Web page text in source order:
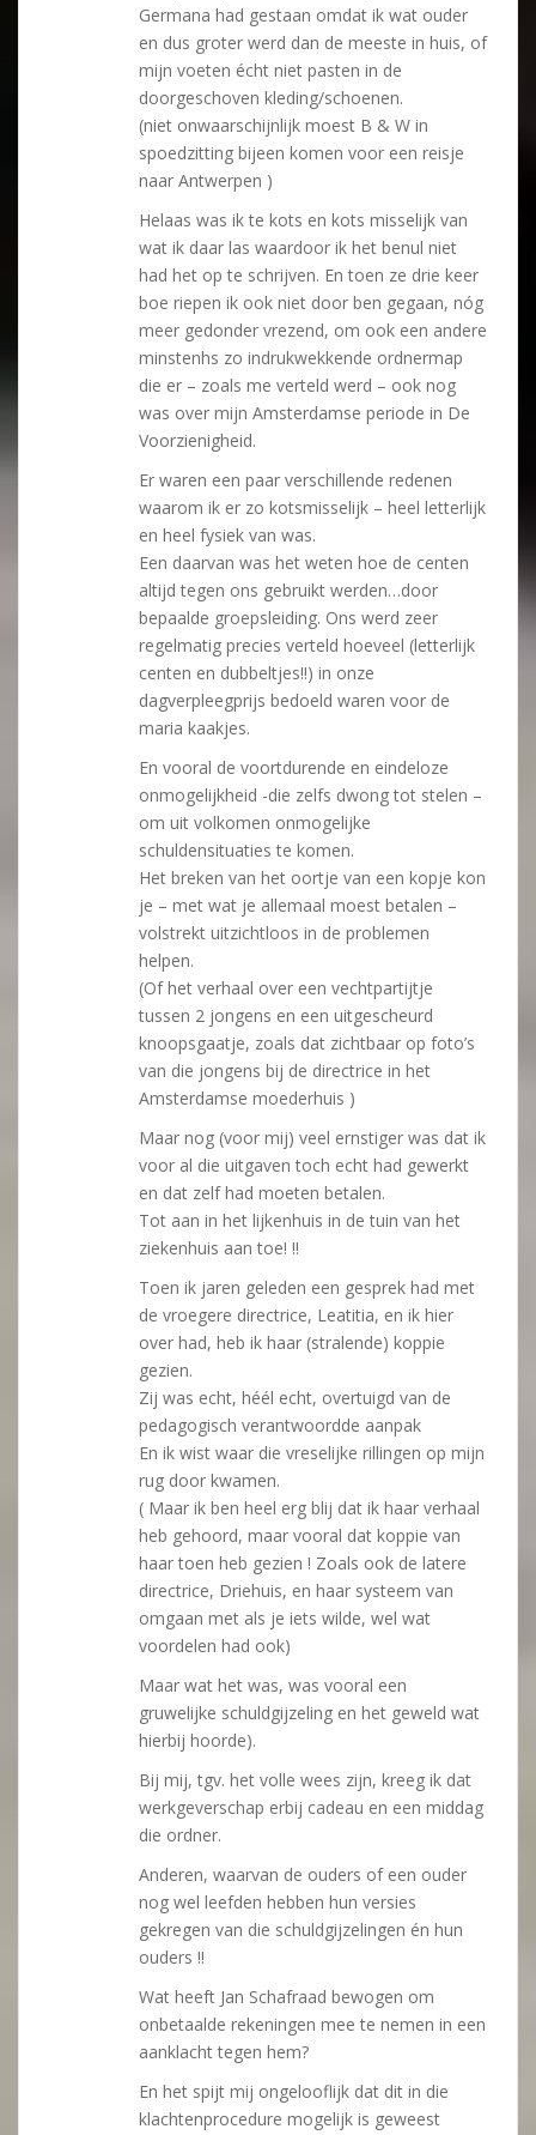
Germana had gestaan omdat ik wat ouder
en dus groter werd dan de meeste in huis, of
mijn voeten écht niet pasten in de
doorgeschoven kleding/schoenen.
(niet onwaarschijnlijk moest B & W in
spoedzitting bijeen komen voor een reisje
naar Antwerpen )
Helaas was ik te kots en kots misselijk van
wat ik daar las waardoor ik het benul niet
had het op te schrijven. En toen ze drie keer
boe riepen ik ook niet door ben gegaan, nóg
meer gedonder vrezend, om ook een andere
minstenhs zo indrukwekkende ordnermap
die er – zoals me verteld werd – ook nog
was over mijn Amsterdamse periode in De
Voorzienigheid.
Er waren een paar verschillende redenen
waarom ik er zo kotsmisselijk – heel letterlijk
en heel fysiek van was.
Een daarvan was het weten hoe de centen
altijd tegen ons gebruikt werden…door
bepaalde groepsleiding. Ons werd zeer
regelmatig precies verteld hoeveel (letterlijk
centen en dubbeltjes!!) in onze
dagverpleegprijs bedoeld waren voor de
maria kaakjes.
En vooral de voortdurende en eindeloze
onmogelijkheid -die zelfs dwong tot stelen –
om uit volkomen onmogelijke
schuldensituaties te komen.
Het breken van het oortje van een kopje kon
je – met wat je allemaal moest betalen –
volstrekt uitzichtloos in de problemen
helpen.
(Of het verhaal over een vechtpartijtje
tussen 2 jongens en een uitgescheurd
knoopsgaatje, zoals dat zichtbaar op foto’s
van die jongens bij de directrice in het
Amsterdamse moederhuis )
Maar nog (voor mij) veel ernstiger was dat ik
voor al die uitgaven toch echt had gewerkt
en dat zelf had moeten betalen.
Tot aan in het lijkenhuis in de tuin van het
ziekenhuis aan toe! !!
Toen ik jaren geleden een gesprek had met
de vroegere directrice, Leatitia, en ik hier
over had, heb ik haar (stralende) koppie
gezien.
Zij was echt, héél echt, overtuigd van de
pedagogisch verantwoordde aanpak
En ik wist waar die vreselijke rillingen op mijn
rug door kwamen.
( Maar ik ben heel erg blij dat ik haar verhaal
heb gehoord, maar vooral dat koppie van
haar toen heb gezien ! Zoals ook de latere
directrice, Driehuis, en haar systeem van
omgaan met als je iets wilde, wel wat
voordelen had ook)
Maar wat het was, was vooral een
gruwelijke schuldgijzeling en het geweld wat
hierbij hoorde).
Bij mij, tgv. het volle wees zijn, kreeg ik dat
werkgeverschap erbij cadeau en een middag
die ordner.
Anderen, waarvan de ouders of een ouder
nog wel leefden hebben hun versies
gekregen van die schuldgijzelingen én hun
ouders !!
Wat heeft Jan Schafraad bewogen om
onbetaalde rekeningen mee te nemen in een
aanklacht tegen hem?
En het spijt mij ongelooflijk dat dit in die
klachtenprocedure mogelijk is geweest